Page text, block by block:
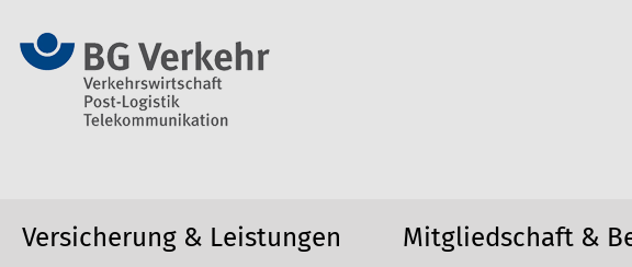
Versicherung & Leistungen Mitgliedschaft &